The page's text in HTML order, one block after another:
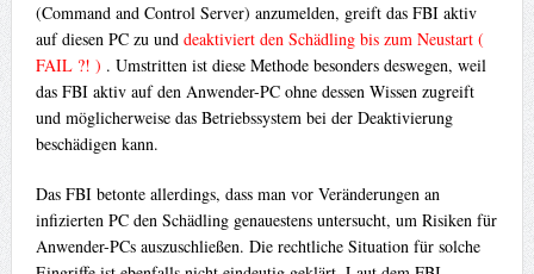
(Command and Control Server) anzumelden, greift das FBI aktiv
auf diesen PC zu unddeaktiviert den Schädling bis zum Neustart (
FAIL ?! ) . Umstritten ist diese Methode besonders deswegen, weil
das FBI aktiv auf den Anwender-PC ohne dessen Wissen zugreift
und möglicherweise das Betriebssystem bei der Deaktivierung
beschädigen kann.
Das FBI betonte allerdings, dass man vor Veränderungen an
infizierten PC den Schädling genauestens untersucht, um Risiken für
Anwender-PCs auszuschließen. Die rechtliche Situation für solche